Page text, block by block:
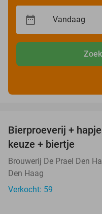
Bierproeverij +
keuze + biertje
Brouwerij De Prael Den
Den Haag
Verkocht: 59